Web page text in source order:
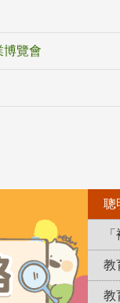
博覽會
聰
教
教